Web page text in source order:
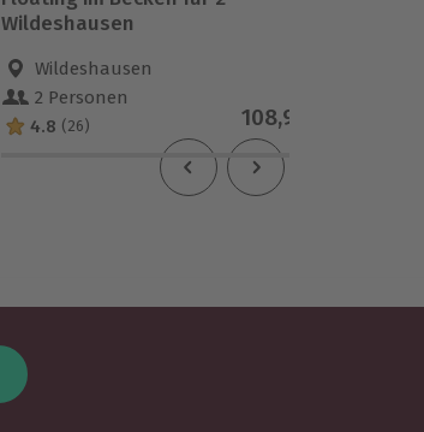
Wildeshausen
Wildeshausen
2 Personen
4.8 (26) 108,90 €